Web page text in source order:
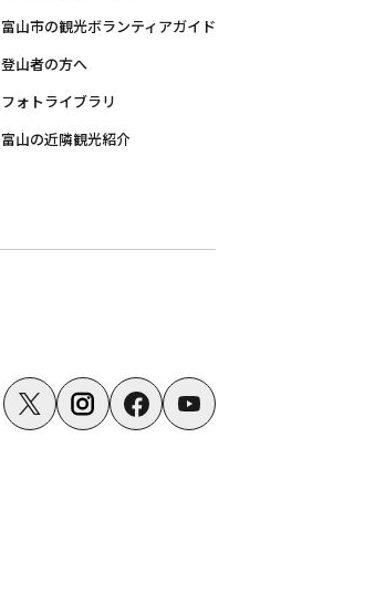
富山市の観光ボランティアガイド
登山者の方へ
フォトライブラリ
富山の近隣観光紹介